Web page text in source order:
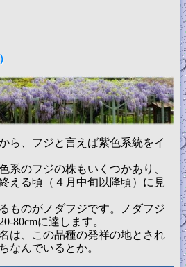
ら、フジと言えば紫色系統をイ
系のフジの株もいくつかあり、
える頃（４月中旬以降頃）に見
ものがノダフジです。ノダフジ
80cmに達します。
は、この品種の発祥の地とされ
なんでいるとか。